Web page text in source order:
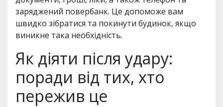
заряджений повербанк. Це допоможе вам
швидко зібратися та покинути будинок, якщо
виникне така необхідність.
Як діяти після удару:
поради від тих, хто
пережив це